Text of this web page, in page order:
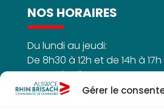
Gérer le
NOS HORAIRES
Du lundi au jeudi:
De 8h30 à 12h et de 14h à 17h
Le vendredi :
De 8h30h à 12h